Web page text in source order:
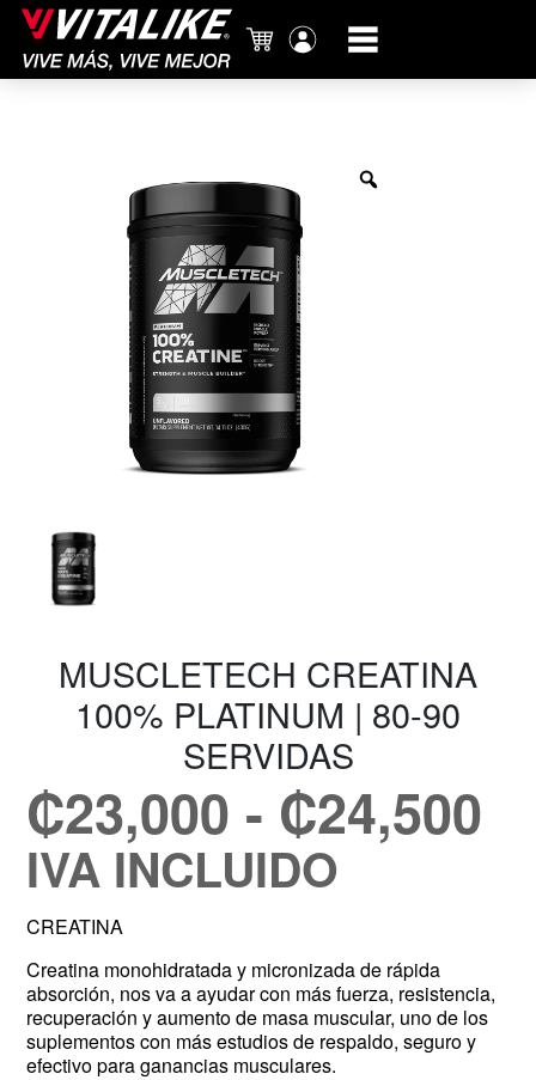
Carrito
cuenta
MUSCLETECH CREATINA
100% PLATINUM | 80-90
SERVIDAS
₡23,000 - ₡24,500
IVA INCLUIDO
CREATINA
Creatina monohidratada y micronizada de rápida
absorción, nos va a ayudar con más fuerza, resistencia,
recuperación y aumento de masa muscular, uno de los
suplementos con más estudios de respaldo, seguro y
efectivo para ganancias musculares.